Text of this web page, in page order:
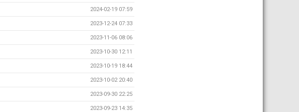
2024-02-19 07:59
2023-12-24 07:33
2023-11-06 08:06
2023-10-30 12:11
2023-10-19 18:44
2023-10-02 20:40
2023-09-30 22:25
2023-09-23 14:35